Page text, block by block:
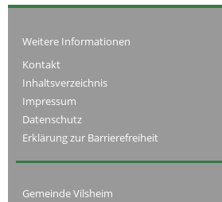
Weitere Informationen
Kontakt
Inhaltsverzeichnis
Impressum
Datenschutz
Erklärung zur Barrierefreiheit
Gemeinde Vilsheim